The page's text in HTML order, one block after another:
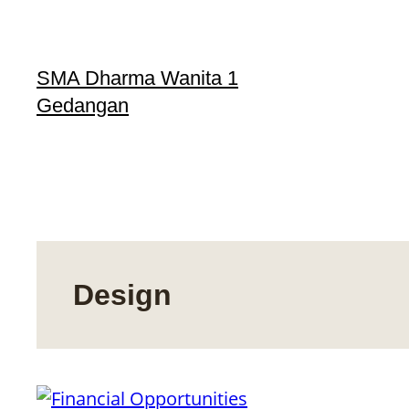
contentSMA Dharma Wanita 1
Gedangan
Design